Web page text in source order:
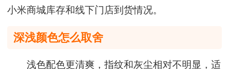
小米商城库存和线下门店到货情况。
深浅颜色怎么取舍
浅色配色更清爽，指纹和灰尘相对不明显，适